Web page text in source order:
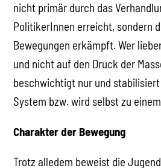
nicht primär durch das
PolitikerInnen erreicht, sondern
Bewegungen erkämpft. Wer
und nicht auf den Druck der
beschwichtigt nur und
System bzw. wird selbst zu
Charakter der Bewegung
Trotz alledem beweist die